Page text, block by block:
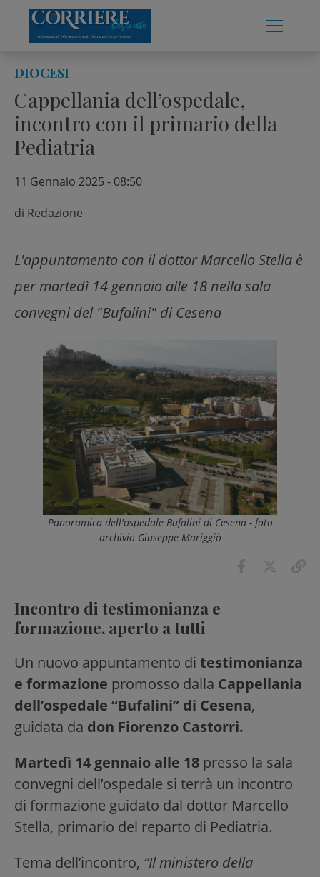
content
DIOCESI
Cappellania dell’ospedale,
incontro con il primario della
Pediatria
11 Gennaio 2025 - 08:50
di Redazione
L'appuntamento con il dottor Marcello Stella è
per martedì 14 gennaio alle 18 nella sala
convegni del "Bufalini" di Cesena
Panoramica dell'ospedale Bufalini di Cesena - foto
archivio Giuseppe Mariggiò
Incontro di testimonianza e
formazione, aperto a tutti
Un nuovo appuntamento di testimonianza
e formazione promosso dalla Cappellania
dell’ospedale “Bufalini” di Cesena,
guidata da don Fiorenzo Castorri.
Martedì 14 gennaio alle 18 presso la sala
convegni dell’ospedale si terrà un incontro
di formazione guidato dal dottor Marcello
Stella, primario del reparto di Pediatria.
Tema dell’incontro, “Il ministero della